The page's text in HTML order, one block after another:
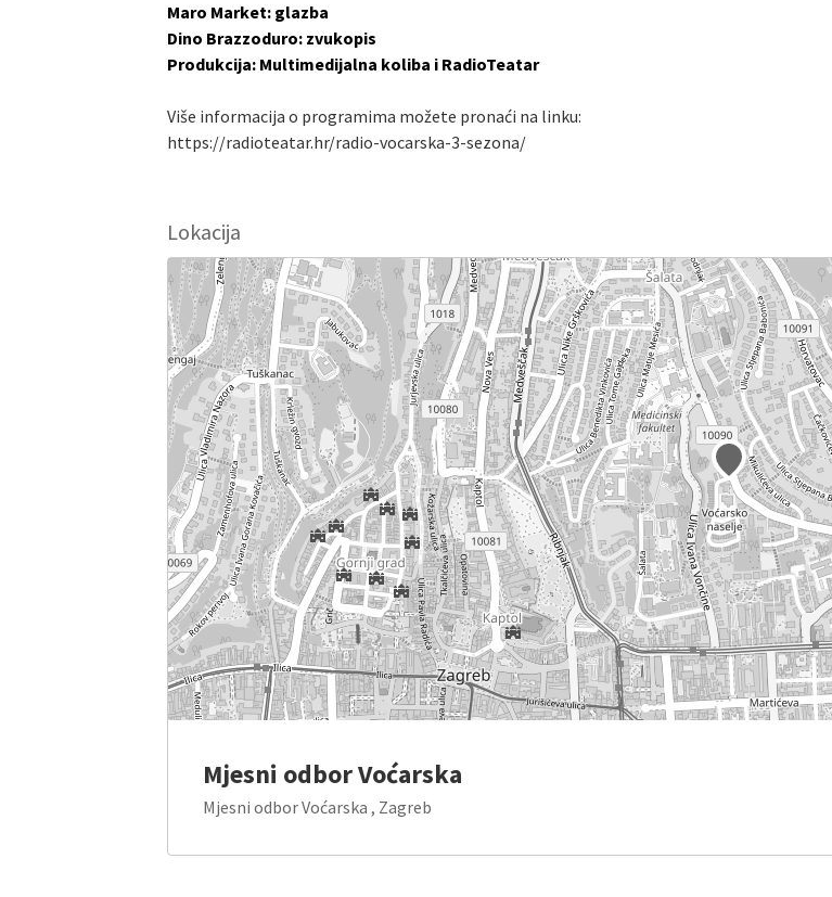
Maro Market: glazba
Dino Brazzoduro: zvukopis
Produkcija: Multimedijalna koliba i RadioTeatar
Više informacija o programima možete pronaći na linku:
https://radioteatar.hr/radio-vocarska-3-sezona/
Lokacija
Mjesni odbor Voćarska
Mjesni odbor Voćarska , Zagreb